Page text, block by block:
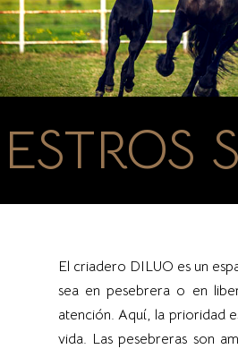
El criadero DILUO es un
sea en pesebrera o en
atención. Aquí, la prioridad
vida. Las pesebreras son